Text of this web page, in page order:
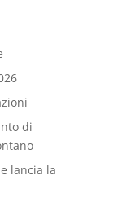
di
lancia la